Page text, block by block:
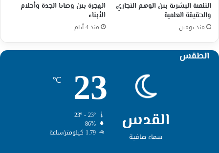
التنمية البشرية بين الوهم التجاري
والحقيقة العلمية
منذ يومين
الهجرة بين وصايا الجدة وأحلام
الأبناء
منذ 4 أيام
الطقس
القدس
سماء صافية
23
℃
86%
1.79 كيلومتر/ساعة